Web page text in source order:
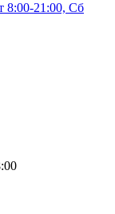
8:00-21:00, Сб